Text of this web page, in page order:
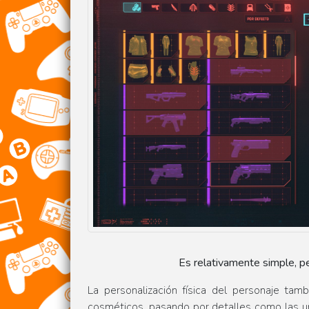
Es relativamente simple,
La personalización física del personaje